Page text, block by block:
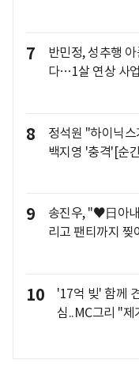
7
반민정, 성추행
다…1살 연상 사
8
정석원 "하이닉
백지영 '충격'[순
9
송진우, "♥日아
리고 팬티까지
10
'17억 빚' 함께
심..MC그리 "제